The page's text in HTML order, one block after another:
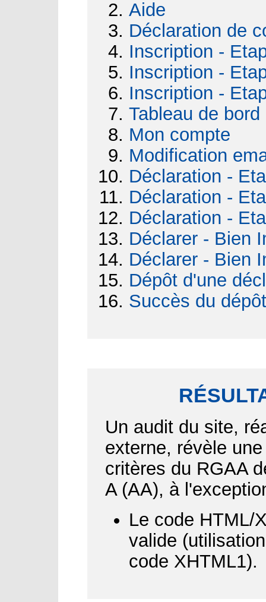
Aide
Déclaration de
Inscription -
Inscription -
Inscription -
Tableau de bord
Mon compte
Modification
Déclaration -
Déclaration -
Déclaration -
Déclarer - Bien
Déclarer - Bien
Dépôt d'une
Succès du
Un audit du site,
externe, révèle
critères du RGAA
A (AA), à
Le code HTML/
valide
code XHTML1).